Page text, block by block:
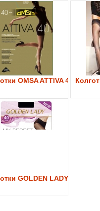
OMSA ATTIVA 40
GOLDEN LADY My